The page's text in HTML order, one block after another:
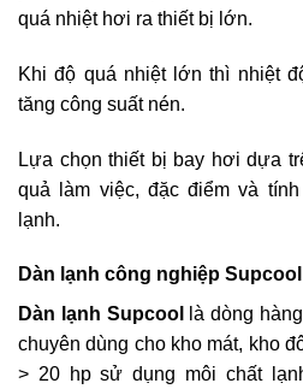
quá nhiệt hơi ra thiết bị lớn.
Khi độ quá nhiệt lớn thì nhiệt
tăng công suất nén.
Lựa chọn thiết bị bay hơi dựa
quả làm việc, đặc điểm và
lạnh.
Dàn lạnh công nghiệp Supcool
Dàn lạnh Supcool
là dòng
chuyên dùng cho kho mát, kho
> 20 hp sử dụng môi chất